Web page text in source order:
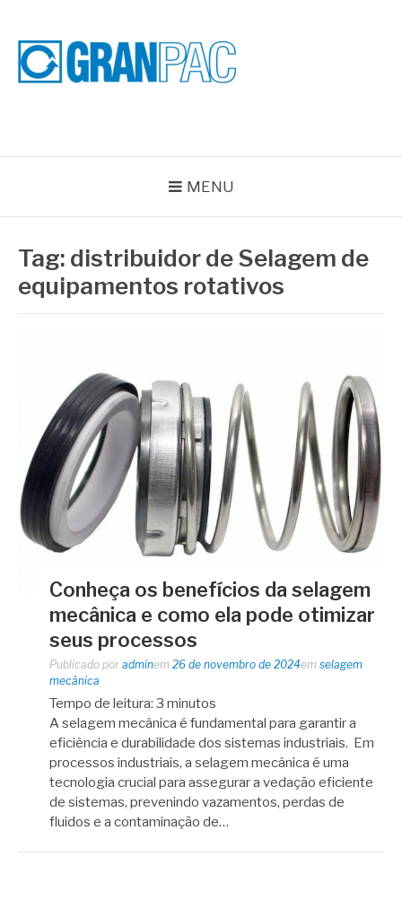
conteúdo
MENU
Tag: distribuidor de Selagem de
equipamentos rotativos
Conheça os benefícios da selagem
mecânica e como ela pode otimizar
seus processos
Publicado por adminem 26 de novembro de 2024em selagem
mecânica
Tempo de leitura: 3 minutos
A selagem mecânica é fundamental para garantir a
eficiência e durabilidade dos sistemas industriais. Em
processos industriais, a selagem mecânica é uma
tecnologia crucial para assegurar a vedação eficiente
de sistemas, prevenindo vazamentos, perdas de
fluidos e a contaminação de…